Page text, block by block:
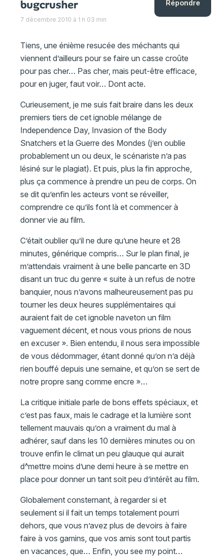
bugcrusher
7 décembre 2010 à 1 h 03 min
Tiens, une énième resucée des méchants qui
viennent d’ailleurs pour se faire un casse croûte
pour pas cher… Pas cher, mais peut-être efficace,
pour en juger, faut voir… Dont acte.
Curieusement, je me suis fait braire dans les deux
premiers tiers de cet ignoble mélange de
Independence Day, Invasion of the Body
Snatchers et la Guerre des Mondes (j’en oublie
probablement un ou deux, le scénariste n’a pas
lésiné sur le plagiat). Et puis, plus la fin approche,
plus ça commence à prendre un peu de corps. On
se dit qu’enfin les acteurs vont se réveiller,
comprendre ce qu’ils font là et commencer à
donner vie au film.
C’était oublier qu’il ne dure qu’une heure et 28
minutes, générique compris… Sur le plan final, je
m’attendais vraiment à une belle pancarte en 3D
disant un truc du genre « suite à un refus de notre
banquier, nous n’avons malheureusement pas pu
tourner les deux heures supplémentaires qui
auraient fait de cet ignoble naveton un film
vaguement décent, et nous vous prions de nous
en excuser ». Bien entendu, il nous sera impossible
de vous dédommager, étant donné qu’on n’a déjà
rien bouffé depuis une semaine, et qu’on se sert de
notre propre sang comme encre »…
La critique initiale parle de bons effets spéciaux, et
c’est pas faux, mais le cadrage et la lumière sont
tellement mauvais qu’on a vraiment du mal à
adhérer, sauf dans les 10 dernières minutes ou on
trouve enfin le climat un peu glauque qui aurait
d^mettre moins d’une demi heure à se mettre en
place pour donner un tant soit peu d’intérêt au film.
Globalement consternant, à regarder si et
seulement si il fait un temps totalement pourri
dehors, que vous n’avez plus de devoirs à faire
faire à vos gamins, que vos amis sont tout partis
en vacances, que… Enfin, you see my point…
Répondre